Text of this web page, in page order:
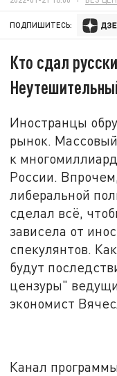
ПОДПИШИТЕСЬ:
Кто сдал
Иностранцы
рынок.
к
России.
либеральной
сделал всё,
зависела от
спекулянтов.
будут
цензуры"
экономист
Канал